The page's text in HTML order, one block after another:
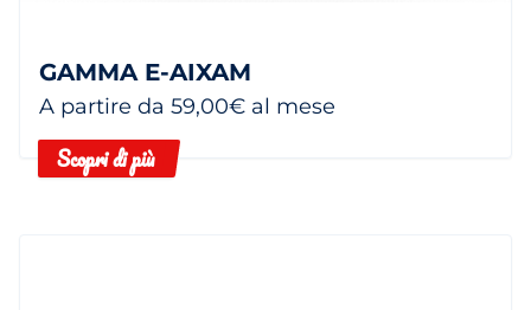
GAMMA E-AIXAM
A partire da 59,00€ al mese
Scopri di più